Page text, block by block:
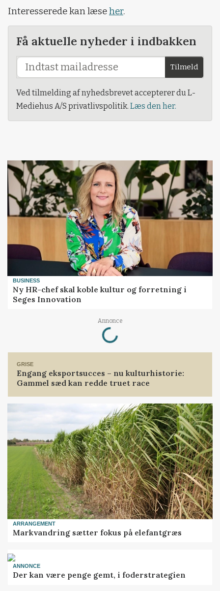
Interesserede kan læseher.
Få aktuelle nyheder i indbakken
Tilmeld
Ved tilmelding af nyhedsbrevet accepterer du L-
Mediehus A/S privatlivspolitik. Læs den her.
BUSINESS
Ny HR-chef skal koble kultur og forretning i
Seges Innovation
Annonce
Loading...
GRISE
Engang eksportsucces – nu kulturhistorie:
Gammel sæd kan redde truet race
ARRANGEMENT
Markvandring sætter fokus på elefantgræs
ANNONCE
Der kan være penge gemt, i foderstrategien